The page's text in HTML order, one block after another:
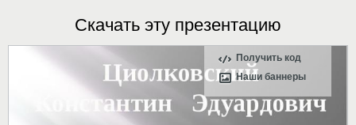
Скачать эту презентацию
Получить код
Наши баннеры